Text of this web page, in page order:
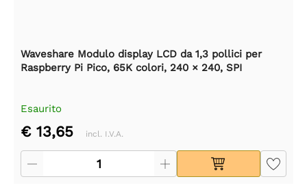
Waveshare Modulo display LCD da 1,3 pollici per
Raspberry Pi Pico, 65K colori, 240 × 240, SPI
Esaurito
€ 13,65 incl. I.V.A.